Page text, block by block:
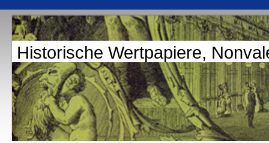
Historische Wertpapiere,